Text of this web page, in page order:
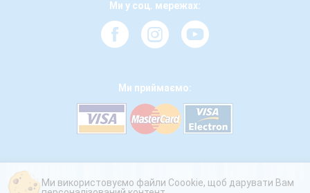
Ми у соц. мережах:
Ми приймаємо:
Ми використовуємо файли Coookie, щоб дарувати Вам